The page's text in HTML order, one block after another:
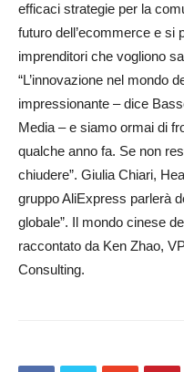
efficaci strategie per la
futuro dell’ecommerce e si
imprenditori che vogliono
“L’innovazione nel mondo
impressionante – dice
Media – e siamo ormai di
qualche anno fa. Se non
chiudere”. Giulia Chiari,
gruppo AliExpress parlerà
globale”. Il mondo cinese
raccontato da Ken Zhao,
Consulting.